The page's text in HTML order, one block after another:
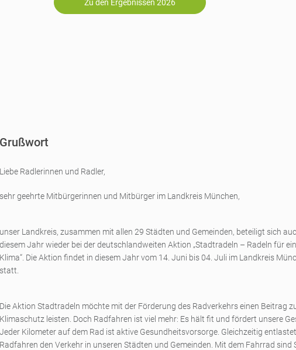
Zu den Ergebnissen 2026
Grußwort
Liebe Radlerinnen und Radler,
sehr geehrte Mitbürgerinnen und Mitbürger im Landkreis München,
unser Landkreis, zusammen mit allen 29 Städten und Gemeinden, beteiligt sich
diesem Jahr wieder bei der deutschlandweiten Aktion „Stadtradeln – Radeln für
Klima“. Die Aktion findet in diesem Jahr vom 14. Juni bis 04. Juli im Landkreis
statt.
Die Aktion Stadtradeln möchte mit der Förderung des Radverkehrs einen Beitrag
Klimaschutz leisten. Doch Radfahren ist viel mehr: Es hält fit und fördert unsere
Jeder Kilometer auf dem Rad ist aktive Gesundheitsvorsorge. Gleichzeitig entlastet
Radfahren den Verkehr in unseren Städten und Gemeinden. Mit dem Fahrrad sind